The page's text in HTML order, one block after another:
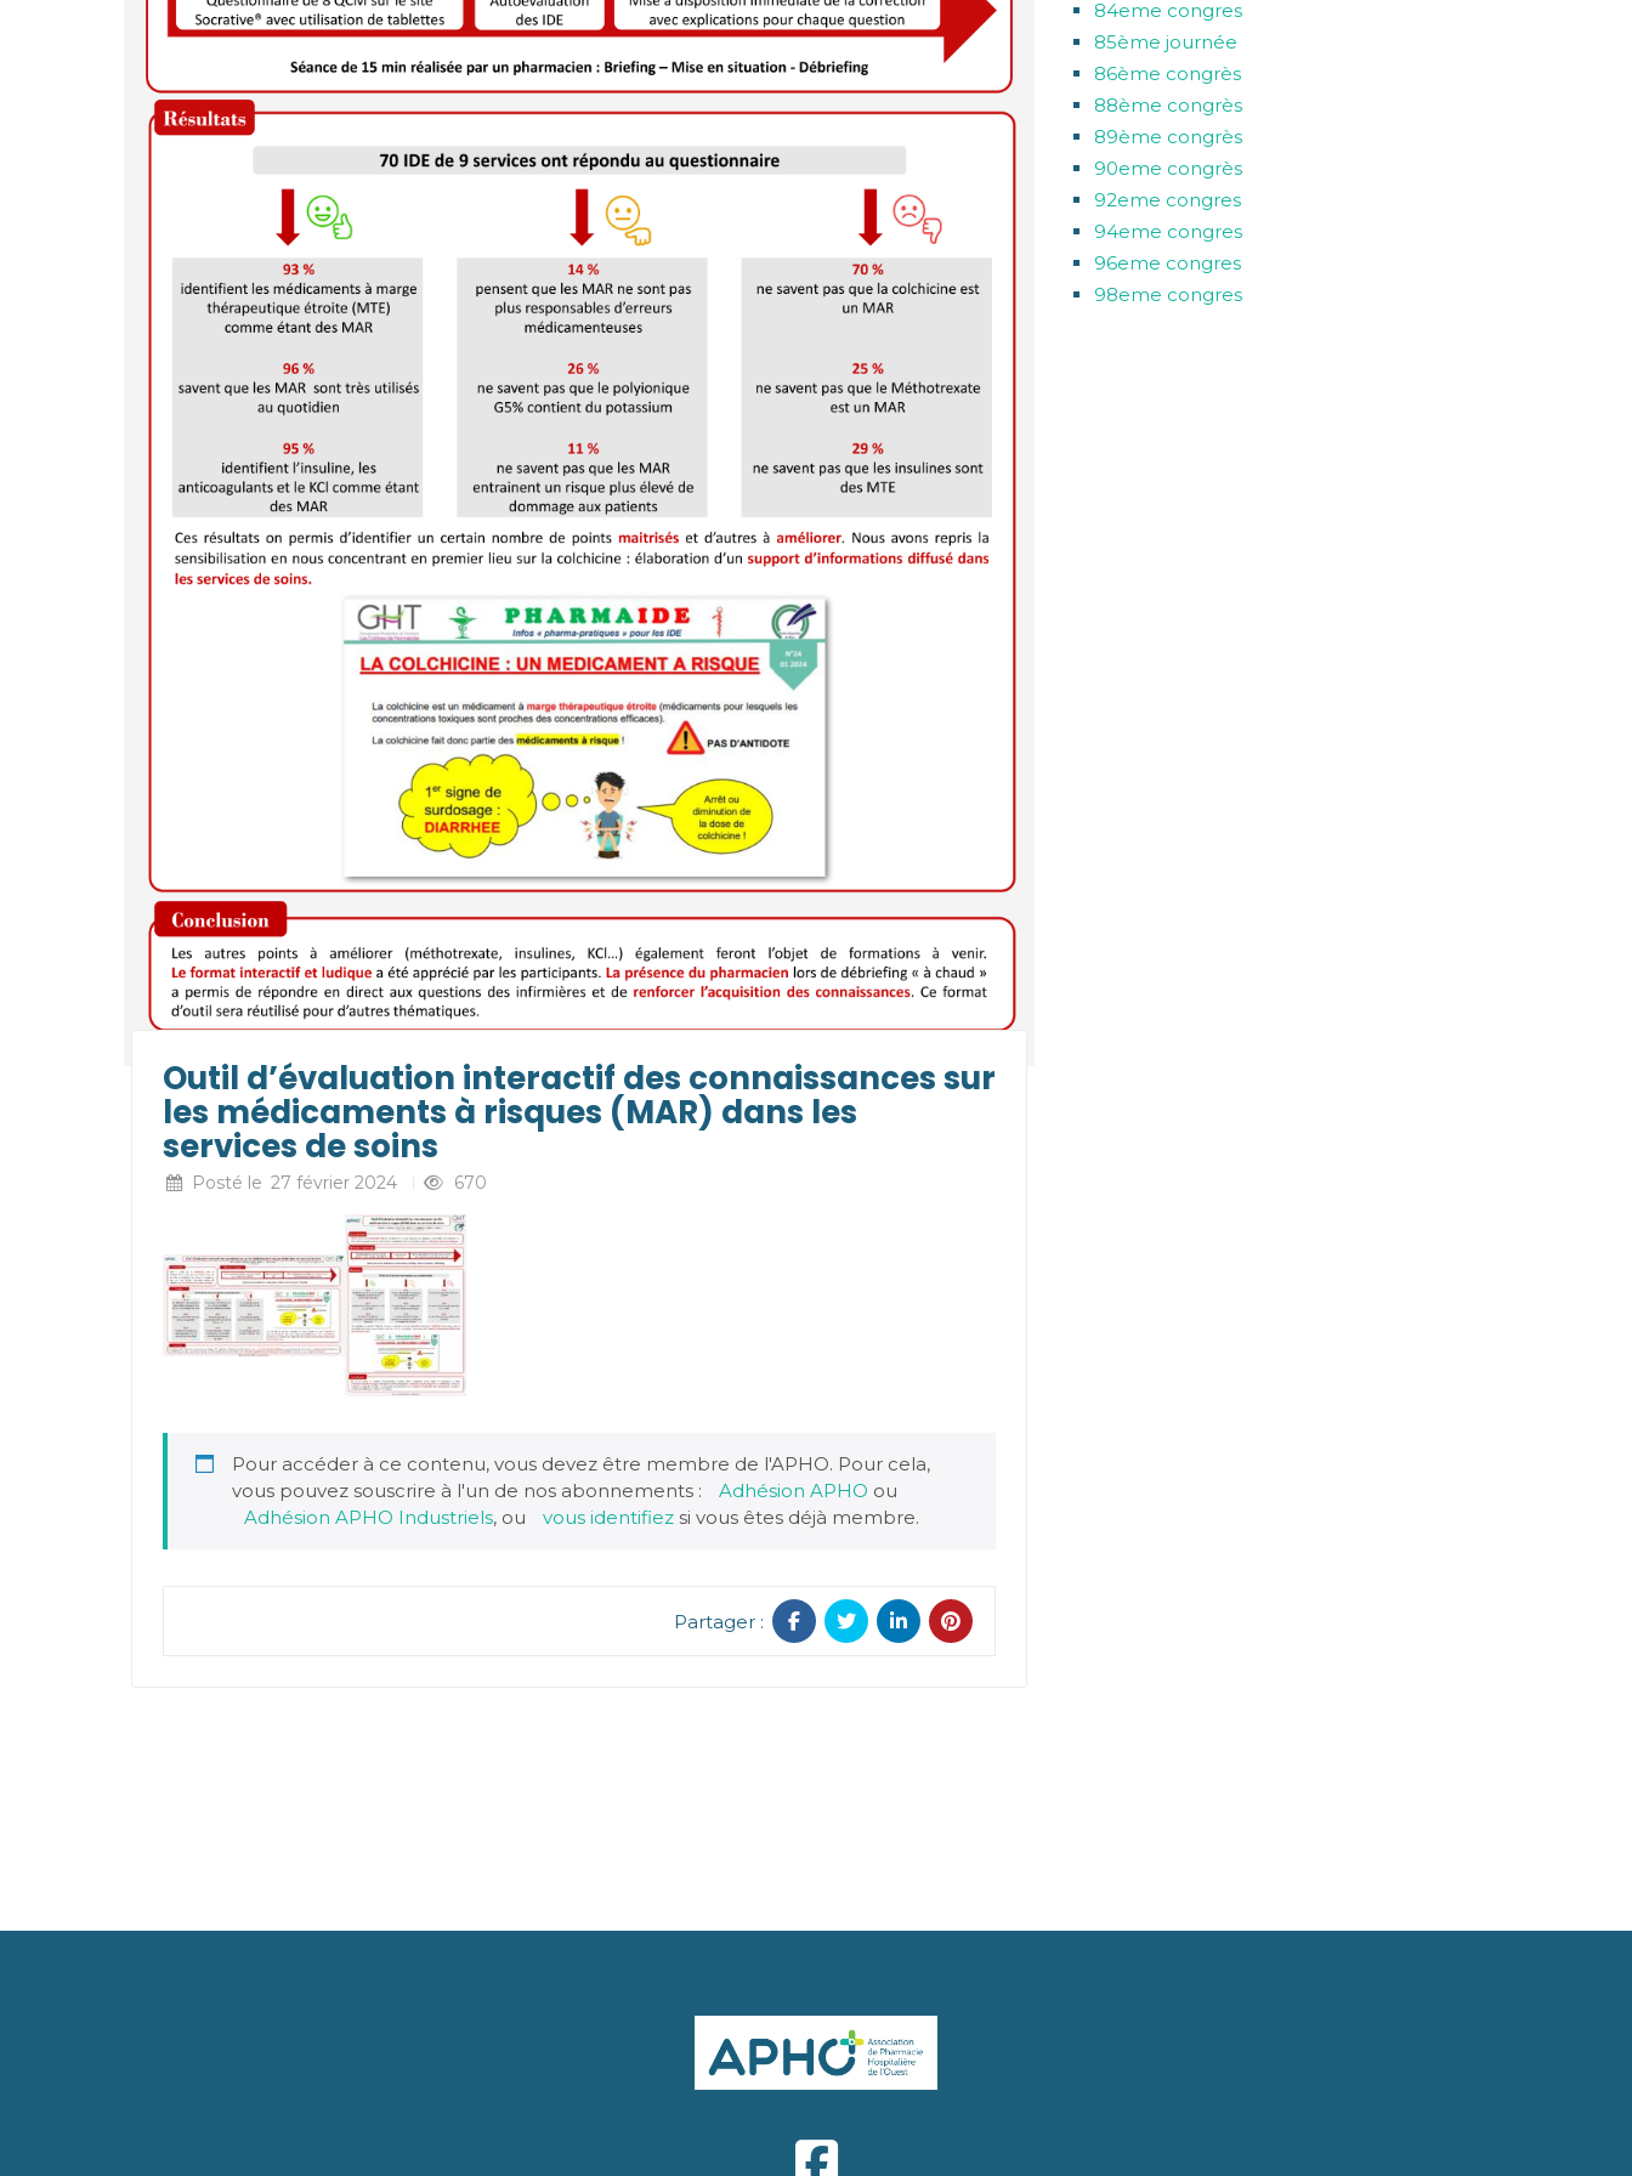
Outil d’évaluation interactif des connaissances sur
les médicaments à risques (MAR) dans les
services de soins
Posté le 27 février 2024 670
Pour accéder à ce contenu, vous devez être membre de l'APHO. Pour cela,
vous pouvez souscrire à l'un de nos abonnements :
Adhésion APHO ou
Adhésion APHO Industriels, ou vous identifiezsi vous êtes déjà membre.
Partager :
84eme congres
85ème journée
86ème congrès
88ème congrès
89ème congrès
90eme congrès
92eme congres
94eme congres
96eme congres
98eme congres